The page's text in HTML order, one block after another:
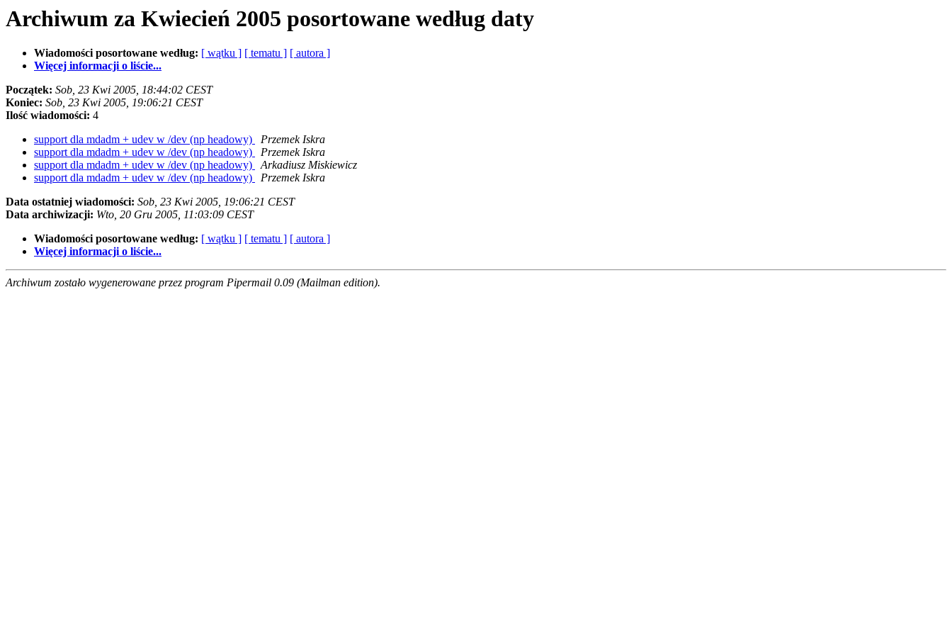
Archiwum za Kwiecień 2005 posortowane według daty
Wiadomości posortowane według: [ wątku ] [ tematu ] [ autora ]
Więcej informacji o liście...
Początek: Sob, 23 Kwi 2005, 18:44:02 CEST
Koniec: Sob, 23 Kwi 2005, 19:06:21 CEST
Ilość wiadomości: 4
support dla mdadm + udev w /dev (np headowy)
Przemek Iskra
support dla mdadm + udev w /dev (np headowy)
Przemek Iskra
support dla mdadm + udev w /dev (np headowy)
Arkadiusz Miskiewicz
support dla mdadm + udev w /dev (np headowy)
Przemek Iskra
Data ostatniej wiadomości: Sob, 23 Kwi 2005, 19:06:21 CEST
Data archiwizacji: Wto, 20 Gru 2005, 11:03:09 CEST
Wiadomości posortowane według: [ wątku ] [ tematu ] [ autora ]
Więcej informacji o liście...
Archiwum zostało wygenerowane przez program Pipermail 0.09 (Mailman edition).